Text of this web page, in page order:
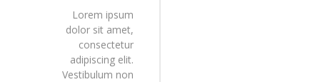
Lorem ipsum
dolor sit amet,
consectetur
adipiscing elit.
Vestibulum non